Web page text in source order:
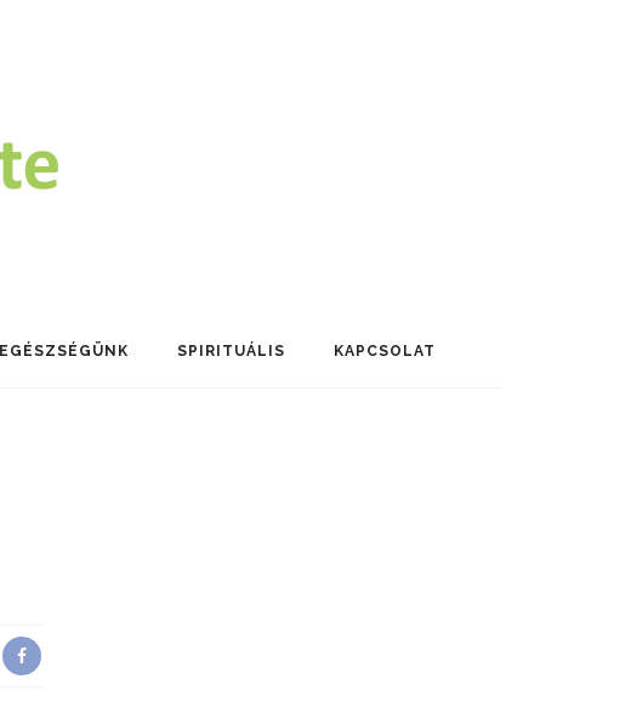
EGÉSZSÉGÜNK SPIRITUÁLIS KAPCSOLAT